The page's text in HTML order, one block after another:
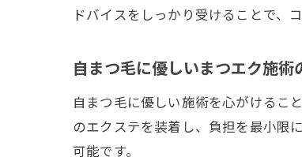
ドバイスをしっかり受けることで、
自まつ毛に優しいまつエク施術
自まつ毛に優しい施術を心がけるこ
のエクステを装着し、負担を最小限
可能です。